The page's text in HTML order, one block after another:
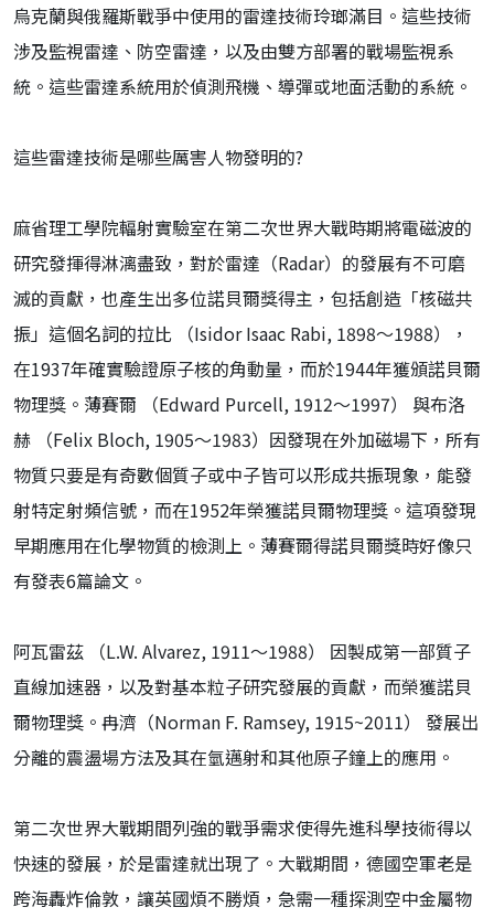
烏克蘭與俄羅斯戰爭中使用的雷達技術玲瑯滿目。這些技術
涉及監視雷達、防空雷達，以及由雙方部署的戰場監視系
統。這些雷達系統用於偵測飛機、導彈或地面活動的系統。
這些雷達技術是哪些厲害人物發明的?
麻省理工學院輻射實驗室在第二次世界大戰時期將電磁波的
研究發揮得淋漓盡致，對於雷達（Radar）的發展有不可磨
滅的貢獻，也產生出多位諾貝爾獎得主，包括創造「核磁共
振」這個名詞的拉比 （Isidor Isaac Rabi, 1898～1988），
在1937年確實驗證原子核的角動量，而於1944年獲頒諾貝爾
物理獎。薄賽爾 （Edward Purcell, 1912～1997） 與布洛
赫 （Felix Bloch, 1905～1983）因發現在外加磁場下，所有
物質只要是有奇數個質子或中子皆可以形成共振現象，能發
射特定射頻信號，而在1952年榮獲諾貝爾物理獎。這項發現
早期應用在化學物質的檢測上。薄賽爾得諾貝爾獎時好像只
有發表6篇論文。
阿瓦雷茲 （L.W. Alvarez, 1911～1988） 因製成第一部質子
直線加速器，以及對基本粒子研究發展的貢獻，而榮獲諾貝
爾物理獎。冉濟（Norman F. Ramsey, 1915~2011） 發展出
分離的震盪場方法及其在氫邁射和其他原子鐘上的應用。
第二次世界大戰期間列強的戰爭需求使得先進科學技術得以
快速的發展，於是雷達就出現了。大戰期間，德國空軍老是
跨海轟炸倫敦，讓英國煩不勝煩，急需一種探測空中金屬物